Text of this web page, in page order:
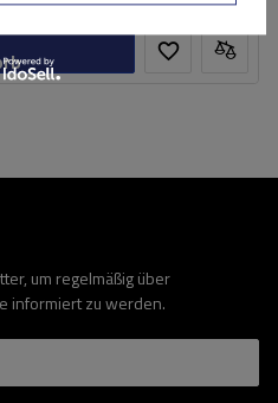
um regelmäßig über
informiert zu werden.